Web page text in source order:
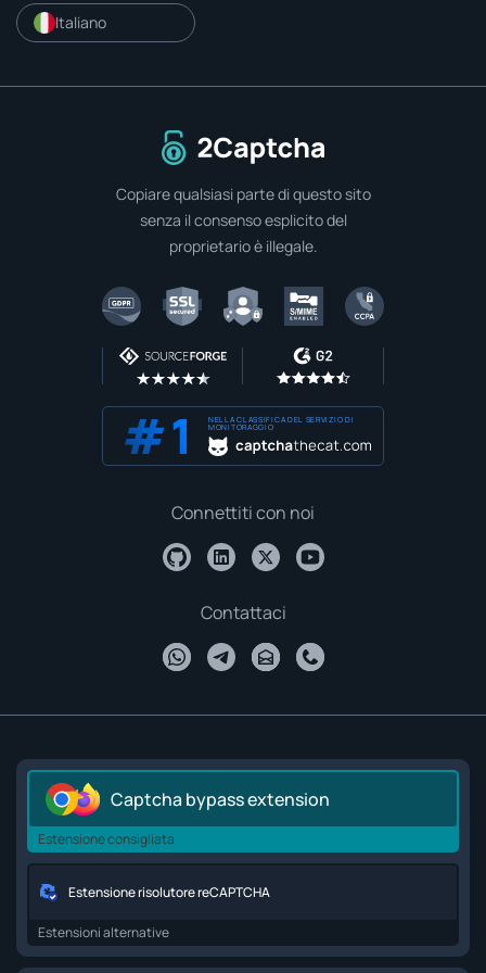
Italiano
Alla home
Copiare qualsiasi parte di questo sito
senza il consenso esplicito del
proprietario è illegale.
NELLA CLASSIFICA DEL SERVIZIO DI
MONITORAGGIO
Connettiti con noi
Contattaci
Captcha bypass extension
Estensione consigliata
Estensione risolutore reCAPTCHA
Estensioni alternative